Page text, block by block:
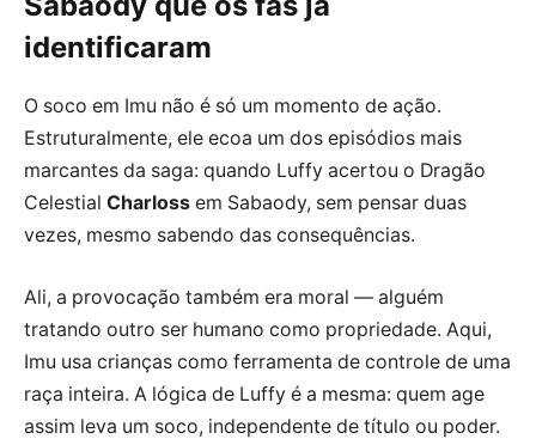
identificaram
O soco em Imu não é só um momento de ação.
Estruturalmente, ele ecoa um dos episódios mais
marcantes da saga: quando Luffy acertou o Dragão
Celestial Charloss em Sabaody, sem pensar duas
vezes, mesmo sabendo das consequências.
Ali, a provocação também era moral — alguém
tratando outro ser humano como propriedade. Aqui,
Imu usa crianças como ferramenta de controle de uma
raça inteira. A lógica de Luffy é a mesma: quem age
assim leva um soco, independente de título ou poder.